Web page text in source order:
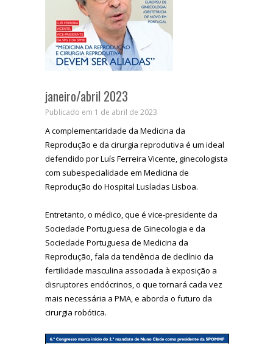
janeiro/abril 2023
Publicado em 1 de abril de 2023
A complementaridade da Medicina da
Reprodução e da cirurgia reprodutiva é um ideal
defendido por Luís Ferreira Vicente, ginecologista
com subespecialidade em Medicina de
Reprodução do Hospital Lusíadas Lisboa.
Entretanto, o médico, que é vice-presidente da
Sociedade Portuguesa de Ginecologia e da
Sociedade Portuguesa de Medicina da
Reprodução, fala da tendência de declínio da
fertilidade masculina associada à exposição a
disruptores endócrinos, o que tornará cada vez
mais necessária a PMA, e aborda o futuro da
cirurgia robótica.